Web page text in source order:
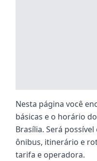
Nesta página você
básicas e o horário
Brasília. Será
ônibus, itinerário e
tarifa e operadora.